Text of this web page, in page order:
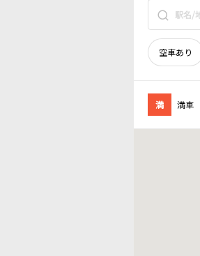
空車あり
満 満車